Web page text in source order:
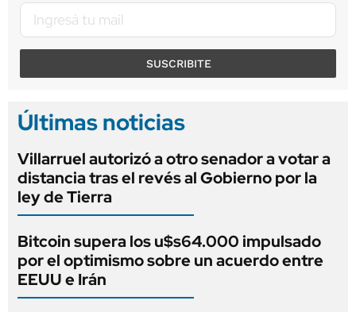
SUSCRIBITE
Últimas noticias
Villarruel autorizó a otro senador a votar a
distancia tras el revés al Gobierno por la
ley de Tierra
Bitcoin supera los u$s64.000 impulsado
por el optimismo sobre un acuerdo entre
EEUU e Irán